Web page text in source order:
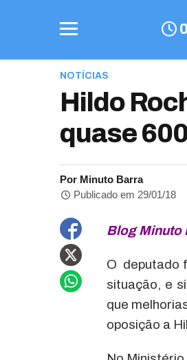
NOTÍCIAS
Hildo
quase
Por Minuto Barra
Publicado em 29/01/18
Blog Minuto
O deputado
situação, e
que
oposição a